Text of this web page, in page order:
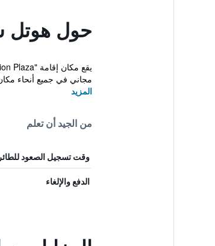
حول هوتل
مجاني في جميع أنحاء
المزيد
من الجيد أن تعلم
وقت تسجيل الصعود
الدفع والإلغاء